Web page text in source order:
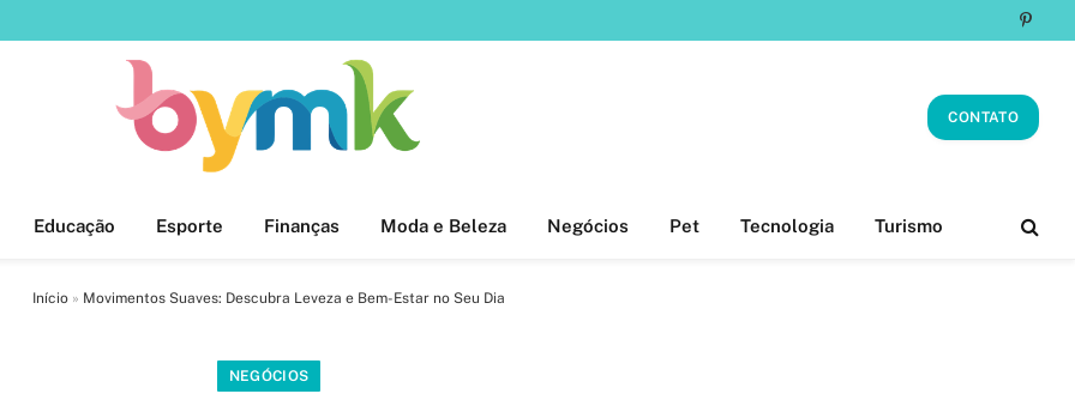
CONTATO
Educação Esporte Finanças Moda e Beleza Negócios Pet Tecnologia Turismo
Início » Movimentos Suaves: Descubra Leveza e Bem-Estar no Seu Dia
NEGÓCIOS